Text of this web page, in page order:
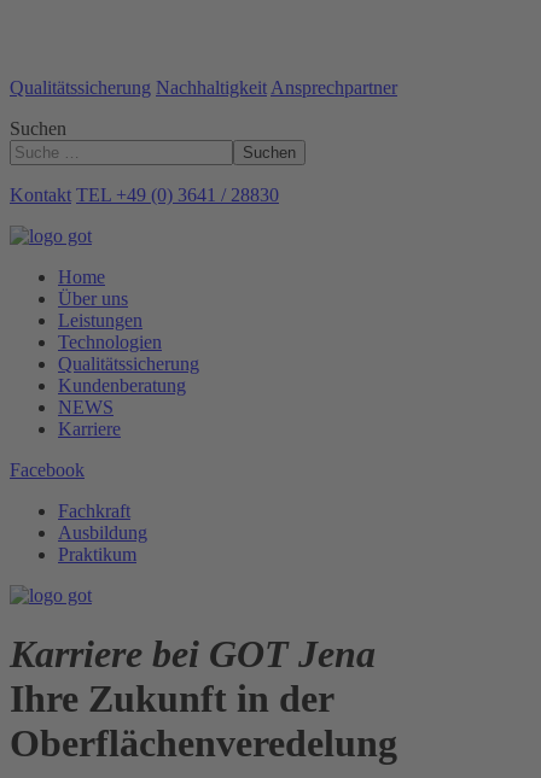
Qualitätssicherung Nachhaltigkeit Ansprechpartner
Suchen
Suchen
Kontakt TEL +49 (0) 3641 / 28830
Home
Über uns
Leistungen
Technologien
Qualitätssicherung
Kundenberatung
NEWS
Karriere
Facebook
Fachkraft
Ausbildung
Praktikum
Karriere bei GOT Jena
Ihre Zukunft in der
Oberflächenveredelung